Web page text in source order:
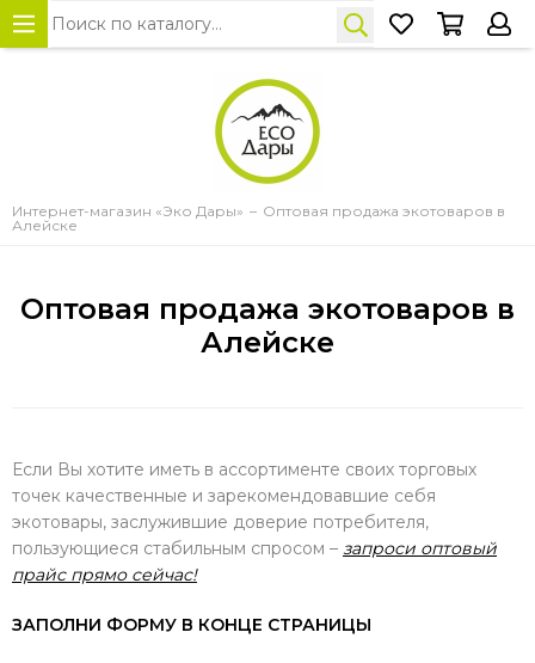
Интернет-магазин «Эко Дары»
Оптовая продажа экотоваров в
Алейске
Оптовая продажа экотоваров в
Алейске
Если Вы хотите иметь в ассортименте своих торговых
точек качественные и зарекомендовавшие себя
экотовары, заслужившие доверие потребителя,
пользующиеся стабильным спросом – запроси оптовый
прайс прямо сейчас!
ЗАПОЛНИ ФОРМУ В КОНЦЕ СТРАНИЦЫ